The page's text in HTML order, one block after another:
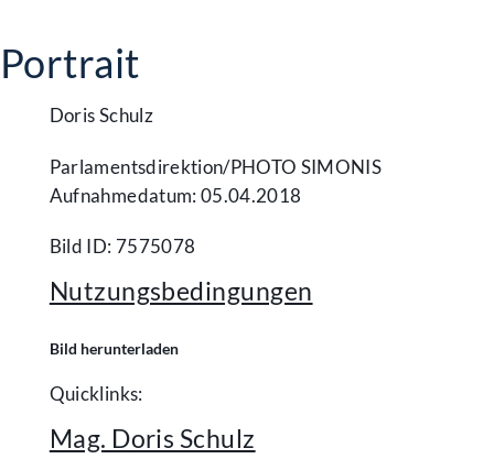
Portrait
Doris Schulz
Parlamentsdirektion/​PHOTO SIMONIS
Aufnahmedatum: 05.04.2018
Bild ID: 7575078
Nutzungsbedingungen
Bild herunterladen
Quicklinks:
Mag. Doris Schulz